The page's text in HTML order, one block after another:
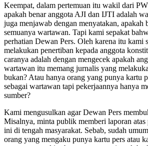
Keempat, dalam pertemuan itu wakil dari
apakah benar anggota AJI dan IJTI adalah
juga menjawab dengan menyatakan, apakah
semuanya wartawan. Tapi kami sepakat
perhatian Dewan Pers. Oleh karena itu kami
melakukan penertiban kepada anggota
caranya adalah dengan mengecek apakah
wartawan itu memang jurnalis yang
bukan? Atau hanya orang yang punya kartu
sebagai wartawan tapi pekerjaannya hanya
sumber?
Kami mengusulkan agar Dewan Pers
Misalnya, minta publik memberi laporan
ini di tengah masyarakat. Sebab, sudah
orang yang mengaku punya kartu pers atau